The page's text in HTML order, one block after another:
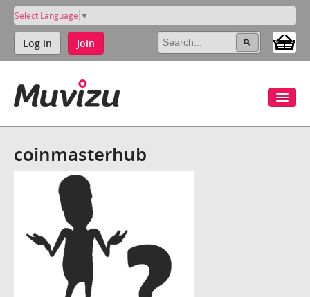
Select Language ▼
Log in Join
coinmasterhub